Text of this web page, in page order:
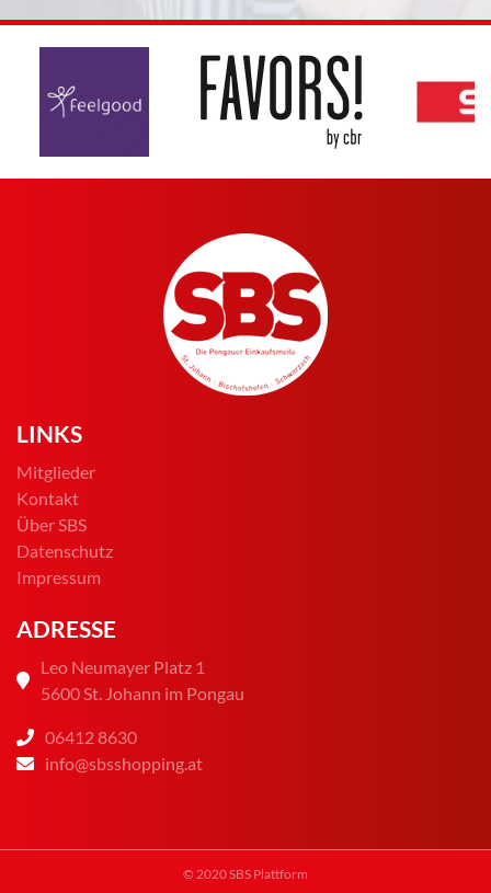
LINKS
Mitglieder
Kontakt
Über SBS
Datenschutz
Impressum
ADRESSE
Leo Neumayer Platz 1
5600 St. Johann im Pongau
06412 8630
info@sbsshopping.at
© 2020 SBS Plattform